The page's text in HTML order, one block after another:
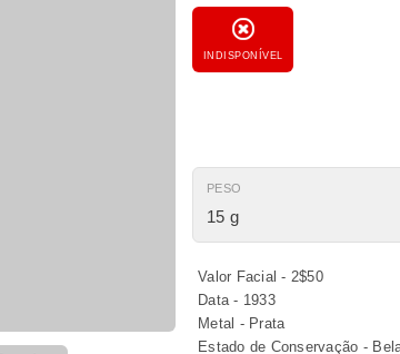
INDISPONÍVEL
PESO
15 g
Valor Facial - 2$50
Data - 1933
Metal - Prata
Estado de Conservação -